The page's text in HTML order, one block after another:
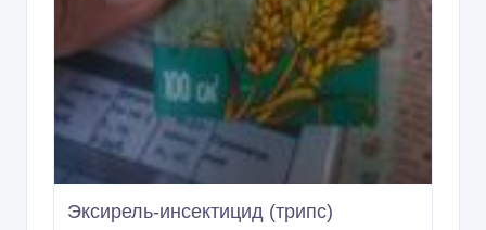
Эксирель-инсектицид (трипс)